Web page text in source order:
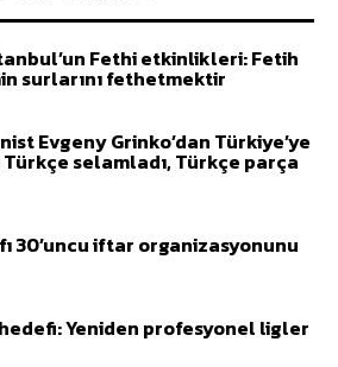
Fethi etkinlikleri: Fetih
surlarını fethetmektir
Evgeny Grinko’dan Türkiye’ye
selamladı, Türkçe parça
30’uncu iftar organizasyonunu
hedefi: Yeniden profesyonel ligler